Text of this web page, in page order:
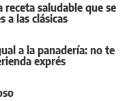
saludable que se
a las clásicas
a la panadería: no te
exprés